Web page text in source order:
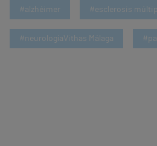
#alzhéimer #esclerosis
#neurologíaVithas Málaga